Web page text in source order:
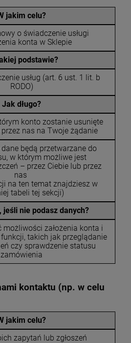
jakim celu?
o świadczenie usługi
konta w Sklepie
podstawie?
usług (art. 6 ust. 1 lit. b
RODO)
Jak długo?
konto zostanie usunięte
nas na Twoje żądanie
będą przetwarzane do
w którym możliwe jest
– przez Ciebie lub przez
nas
na ten temat znajdziesz w
tabeli tej sekcji)
jeśli nie podasz danych?
możliwości założenia konta i
takich jak przeglądanie
czy sprawdzenie statusu
zamówienia
kontaktu (np. w celu
jakim celu?
zapytań lub zgłoszeń